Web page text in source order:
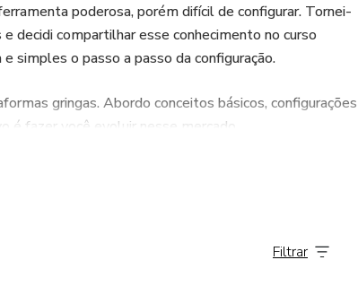
poderosa, porém difícil de configurar. Tornei-
decidi compartilhar esse conhecimento no curso
simples o passo a passo da configuração.
gringas. Abordo conceitos básicos, configurações
é fazer você evoluir nesse mercado..
equivalentes. Elimino as barreiras do idioma e
Filtrar